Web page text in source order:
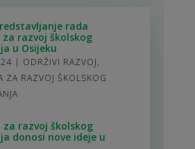
rada
razvoj školskog
u Osijeku
| ODRŽIVI RAZVOJ,
ZA RAZVOJ ŠKOLSKOG
razvoj školskog
donosi nove ideje u